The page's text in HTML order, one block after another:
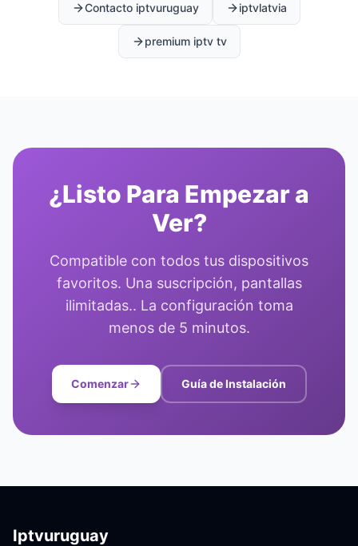
Contacto iptvuruguay iptvlatvia
premium iptv tv
¿Listo Para Empezar a
Ver?
Compatible con todos tus dispositivos
favoritos. Una suscripción, pantallas
ilimitadas.. La configuración toma
menos de 5 minutos.
Comenzar Guía de Instalación
Iptvuruguay